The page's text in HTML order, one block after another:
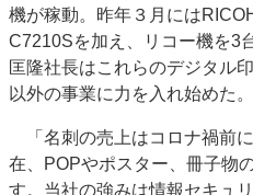
機が稼動。昨年３月には
C7210Sを加え、リコー機を3
匡隆社長はこれらのデジタル
以外の事業に力を入れ始めた。
「名刺の売上はコロナ禍前
在、POPやポスター、冊子物
す。当社の強みは情報セキュ